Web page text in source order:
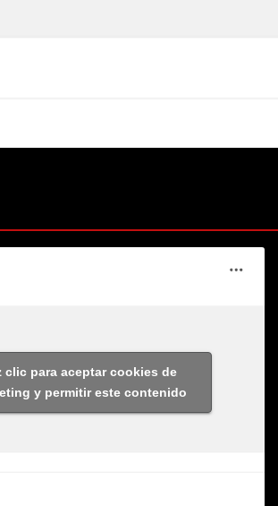
clic para aceptar cookies de
y permitir este contenido